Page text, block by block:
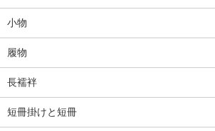
小物
履物
長襦袢
短冊掛けと短冊